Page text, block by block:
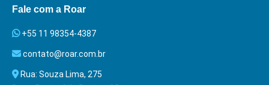
Fale com a Roar
+55 11 98354-4387
contato@roar.com.br
Rua: Souza Lima, 275